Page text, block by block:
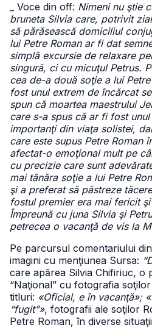
_ Voce din off: Nimeni nu ştie
bruneta Silvia care, potrivit
să părăsească domiciliul
lui Petre Roman ar fi dat
simplă excursie de relaxare
singură, ci cu micuţul Petrus.
cea de-a două soţie a lui
fost unul extrem de încărcat
spun că moartea maestrului
care s-a spus că ar fi fost
importanţi din viaţa solistei,
care este supus Petre Roman
afectat-o emoţional mult pe
cu precizie care sunt
mai tânăra soţie a lui Petre
şi a preferat să păstreze
fostul premier era mai fericit
Împreună cu juna Silvia şi
petrecea o vacanţă de vis la
Pe parcursul comentariului
imagini cu menţiunea Sursa:
care apărea Silvia Chifiriuc, o
“Naţional” cu fotografia
titluri: «Oficial, e în vacanţă»;
“fugit”», fotografii ale soţilor
Petre Roman, în diverse